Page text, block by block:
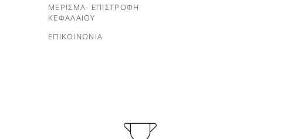
ΜΕΡΙΣΜΑ- ΕΠΙΣΤΡΟΦΗ
ΚΕΦΑΛΑΙΟΥ
ΕΠΙΚΟΙΝΩΝΙΑ